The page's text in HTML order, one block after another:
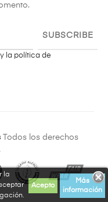
la
Acepto
Más
información
SUBSCRIBE
la política de
Todos los derechos